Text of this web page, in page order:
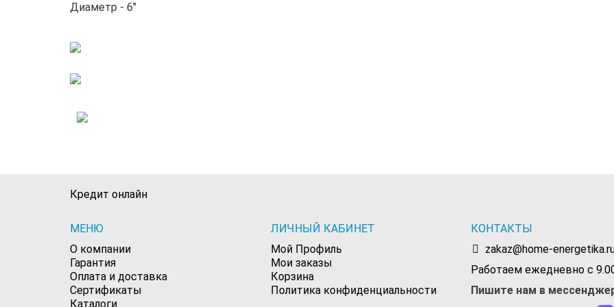
Диаметр - 6"
Кредит онлайн
МЕНЮ
О компании
Гарантия
Оплата и доставка
Сертификаты
Каталоги
ЛИЧНЫЙ КАБИНЕТ
Мой Профиль
Мои заказы
Корзина
Политика конфиденциальности
КОНТАКТЫ
zakaz@home-
Работаем ежедневно с
Пишите нам в